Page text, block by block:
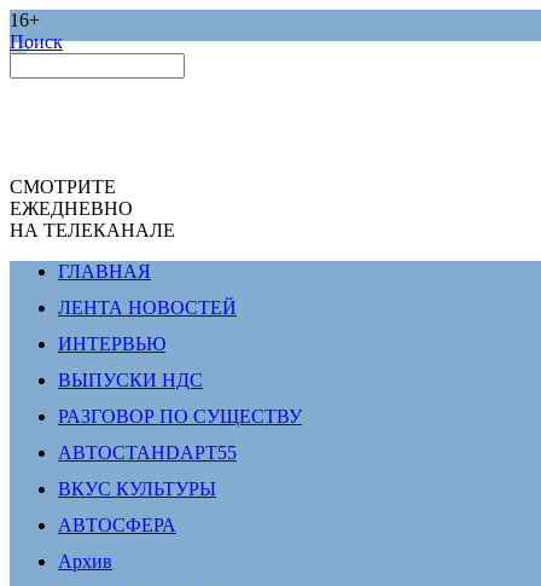
16+
Поиск
СМОТРИТЕ
ЕЖЕДНЕВНО
НА ТЕЛЕКАНАЛЕ
ГЛАВНАЯ
ЛЕНТА НОВОСТЕЙ
ИНТЕРВЬЮ
ВЫПУСКИ НДС
РАЗГОВОР ПО СУЩЕСТВУ
АВТОСТАНDАРТ55
ВКУС КУЛЬТУРЫ
АВТОСФЕРА
Архив